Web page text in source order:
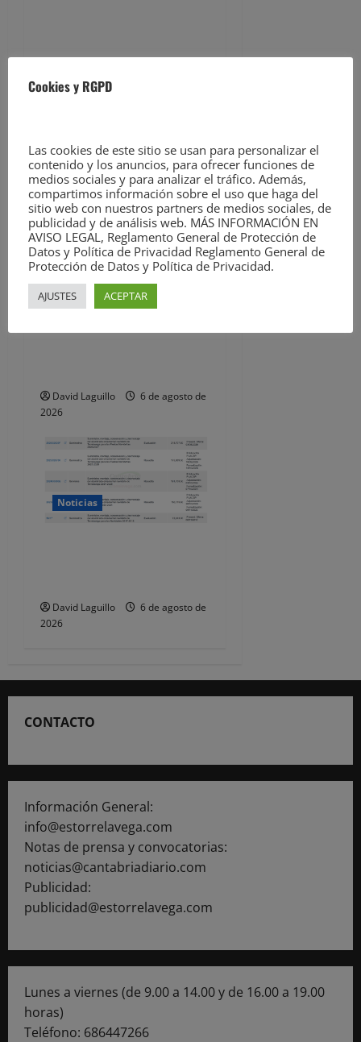
t
a
d
a
s
total de 92.395 euros
2026
Noticias
CSIF alerta de que la falta
de policías locales «puede
comprometer la seguridad»
David Laguillo
6 de agosto de
2026
Noticias
David Laguillo
6 de agosto de
2026
CONTACTO
Información General:
info@estorrelavega.com
Notas de prensa y convocatorias:
noticias@cantabriadiario.com
Publicidad:
publicidad@estorrelavega.com
Lunes a viernes (de 9.00 a 14.00 y de 16.00 a 19.00
horas)
Teléfono: 686447266
Cookies y RGPD
Las cookies de este sitio se usan para personalizar el
contenido y los anuncios, para ofrecer funciones de
medios sociales y para analizar el tráfico. Además,
compartimos información sobre el uso que haga del
sitio web con nuestros partners de medios sociales, de
publicidad y de análisis web. MÁS INFORMACIÓN EN
AVISO LEGAL, Reglamento General de Protección de
Datos y Política de Privacidad Reglamento General de
Protección de Datos y Política de Privacidad.
AJUSTES ACEPTAR